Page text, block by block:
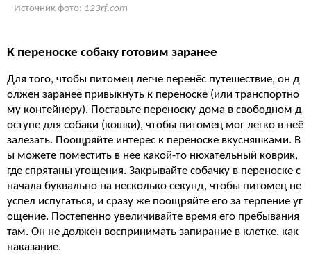
Источник фото: 123rf.com
К переноске собаку готовим заранее
Для того, чтобы питомец легче перенёс путешествие, он д
олжен заранее привыкнуть к переноске (или транспортно
му контейнеру). Поставьте переноску дома в свободном д
оступе для собаки (кошки), чтобы питомец мог легко в неё
залезать. Поощряйте интерес к переноске вкусняшками. В
ы можете поместить в нее какой-то нюхательный коврик,
где спрятаны угощения. Закрывайте собачку в переноске с
начала буквально на несколько секунд, чтобы питомец не
успел испугаться, и сразу же поощряйте его за терпение уг
ощение. Постепенно увеличивайте время его пребывания
там. Он не должен воспринимать запирание в клетке, как
наказание.